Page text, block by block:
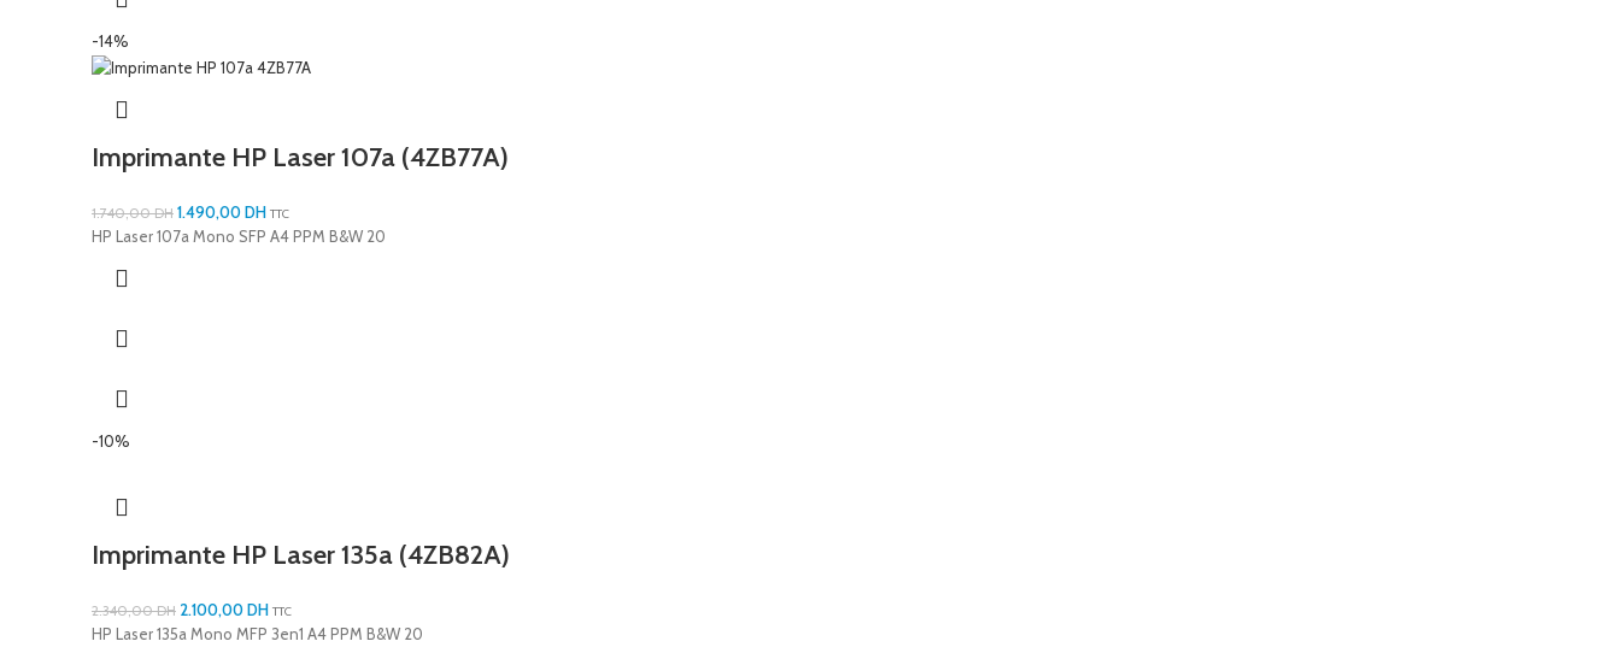
-14%
Imprimante HP Laser 107a (4ZB77A)
1.740,00DH 1.490,00DH TTC
HP Laser 107a Mono SFP A4 PPM B&W 20
-10%
Imprimante HP Laser 135a (4ZB82A)
2.340,00DH 2.100,00DH TTC
HP Laser 135a Mono MFP 3en1 A4 PPM B&W 20